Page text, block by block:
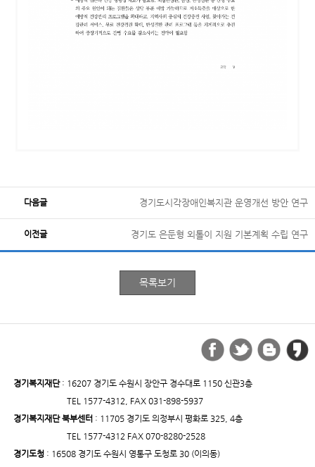
다음글 경기도시각장애인복지관 운영개선 방안 연구
이전글 경기도 은둔형 외톨이 지원 기본계획 수립 연구
경기복지재단: 16207 경기도 수원시 장안구 경수대로 1150 신관3층
TEL 1577-4312, FAX 031-898-5937
경기복지재단 북부센터: 11705 경기도 의정부시 평화로 325, 4층
TEL 1577-4312 FAX 070-8280-2528
경기도청: 16508 경기도 수원시 영통구 도청로 30 (이의동)